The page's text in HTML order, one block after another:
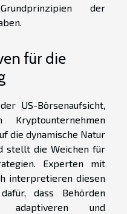
der
für die
US-Börsenaufsicht,
die dynamische Natur
stellt die Weichen für
Experten mit
interpretieren diesen
dass Behörden
adaptiveren und